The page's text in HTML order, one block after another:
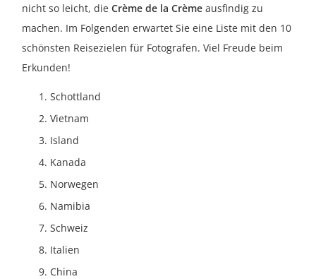
nicht so leicht, die Crème de la Crème ausfindig zu
machen. Im Folgenden erwartet Sie eine Liste mit den 10
schönsten Reisezielen für Fotografen. Viel Freude beim
Erkunden!
Schottland
Vietnam
Island
Kanada
Norwegen
Namibia
Schweiz
Italien
China